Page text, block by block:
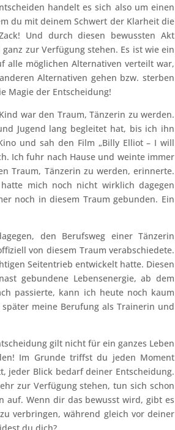
handelt es sich also um einen
du mit deinem Schwert der Klarheit die
Und durch diesen bewussten Akt
zur Verfügung stehen. Es ist wie ein
alle möglichen Alternativen verteilt war,
Alternativen gehen bzw. sterben
Magie der Entscheidung!
war den Traum, Tänzerin zu werden.
Jugend lang begleitet hat, bis ich ihn
und sah den Film „Billy Elliot – I will
Ich fuhr nach Hause und weinte immer
Traum, Tänzerin zu werden, erinnerte.
mich noch nicht wirklich dagegen
noch in diesem Traum gebunden. Ein
den Berufsweg einer Tänzerin
von diesem Traum verabschiedete.
Seitentrieb entwickelt hatte. Diesen
gebundene Lebensenergie, ab dem
passierte, kann ich heute noch kaum
meine Berufung als Trainerin und
gilt nicht für ein ganzes Leben
Im Grunde triffst du jeden Moment
jeder Blick bedarf deiner Entscheidung.
zur Verfügung stehen, tun sich schon
auf. Wenn dir das bewusst wird, gibt es
verbringen, während gleich vor deiner